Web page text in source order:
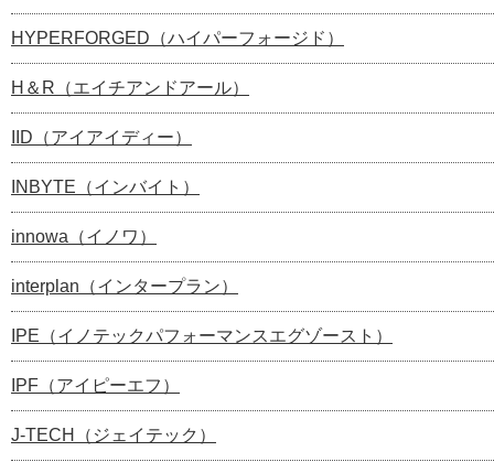
HYPERFORGED（ハイパーフォージド）
H＆R（エイチアンドアール）
IID（アイアイディー）
INBYTE（インバイト）
innowa（イノワ）
interplan（インタープラン）
IPE（イノテックパフォーマンスエグゾースト）
IPF（アイピーエフ）
J-TECH（ジェイテック）